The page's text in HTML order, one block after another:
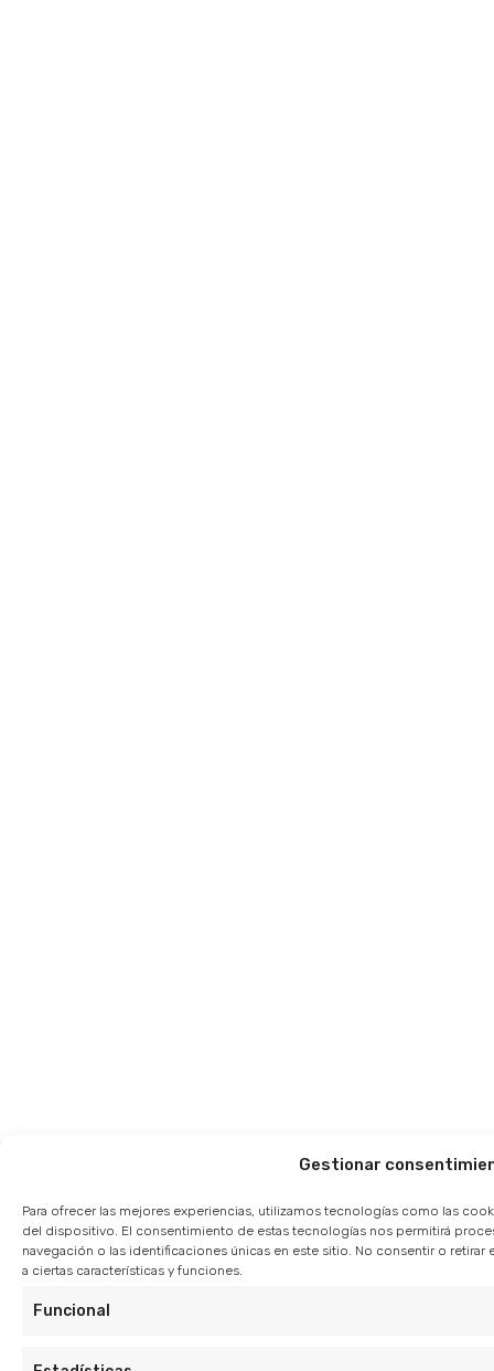
Gestionar
Para ofrecer las mejores experiencias, utilizamos tecnologías como las
del dispositivo. El consentimiento de estas tecnologías nos permitirá
navegación o las identificaciones únicas en este sitio. No consentir o
a ciertas características y funciones.
Funcional